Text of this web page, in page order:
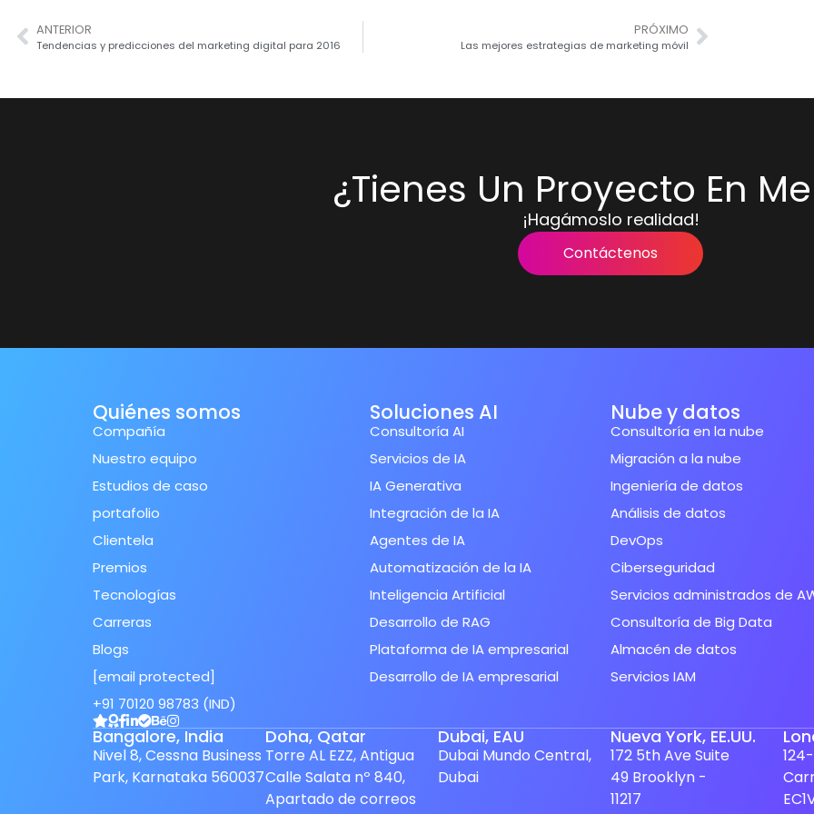
ANTERIOR
Tendencias y predicciones del marketing digital para 2016
PRÓXIMO
Las mejores estrategias de marketing móvil
¿Tienes Un Proyecto En
¡Hagámoslo realidad!
Contáctenos
Quiénes somos
Compañía
Nuestro equipo
Estudios de caso
portafolio
Clientela
Premios
Tecnologías
Carreras
Blogs
[email protected]
+91 70120 98783 (IND)
Soluciones AI
Consultoría AI
Servicios de IA
IA Generativa
Integración de la IA
Agentes de IA
Automatización de la IA
Inteligencia Artificial
Desarrollo de RAG
Plataforma de IA empresarial
Desarrollo de IA empresarial
Nube y datos
Consultoría en la nube
Migración a la nube
Ingeniería de datos
Análisis de datos
DevOps
Ciberseguridad
Servicios administrados de
Consultoría de Big Data
Almacén de datos
Servicios IAM
Bangalore, India
Nivel 8, Cessna Business
Park, Karnataka 560037
Doha, Qatar
Torre AL EZZ, Antigua
Calle Salata nº 840,
Apartado de correos
Dubai, EAU
Dubai Mundo Central,
Dubai
Nueva York, EE.UU.
172 5th Ave Suite
49 Brooklyn -
11217
Dutch
Swedish
Finnish